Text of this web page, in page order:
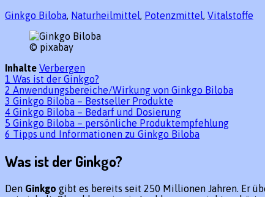
Ginkgo Biloba, Naturheilmittel, Potenzmittel, Vitalstoffe
© pixabay
Inhalte Verbergen
1 Was ist der Ginkgo?
2 Anwendungsbereiche/Wirkung von Ginkgo Biloba
3 Ginkgo Biloba – Bestseller Produkte
4 Ginkgo Biloba – Bedarf und Dosierung
5 Ginkgo Biloba – persönliche Produktempfehlung
6 Tipps und Informationen zu Ginkgo Biloba
Was ist der Ginkgo?
Den Ginkgo gibt es bereits seit 250 Millionen Jahren. Er